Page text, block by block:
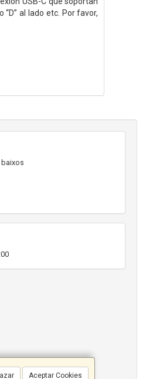
al lado etc. Por favor,
Aceptar Cookies
baixos